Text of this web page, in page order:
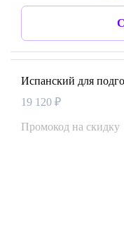
Испанский для
19 120 ₽
Промокод на скидку